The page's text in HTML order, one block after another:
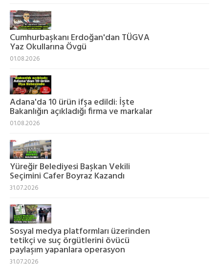
Cumhurbaşkanı Erdoğan'dan TÜGVA
Yaz Okullarına Övgü
01.08.2026
Adana'da 10 ürün ifşa edildi: İşte
Bakanlığın açıkladığı firma ve markalar
01.08.2026
Yüreğir Belediyesi Başkan Vekili
Seçimini Cafer Boyraz Kazandı
31.07.2026
Sosyal medya platformları üzerinden
tetikçi ve suç örgütlerini övücü
paylaşım yapanlara operasyon
31.07.2026